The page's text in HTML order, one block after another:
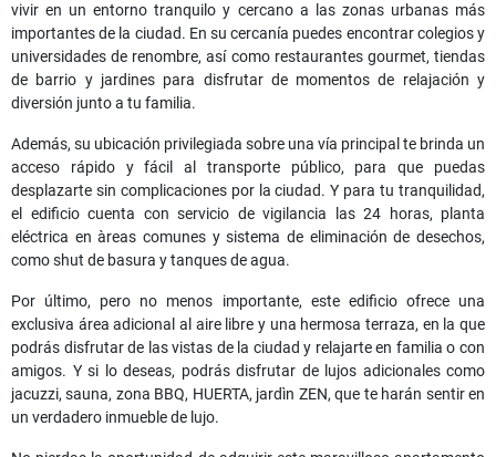
vivir en un entorno tranquilo y cercano a las zonas urbanas más
importantes de la ciudad. En su cercanía puedes encontrar colegios y
universidades de renombre, así como restaurantes gourmet, tiendas
de barrio y jardines para disfrutar de momentos de relajación y
diversión junto a tu familia.
Además, su ubicación privilegiada sobre una vía principal te brinda un
acceso rápido y fácil al transporte público, para que puedas
desplazarte sin complicaciones por la ciudad. Y para tu tranquilidad,
el edificio cuenta con servicio de vigilancia las 24 horas, planta
eléctrica en àreas comunes y sistema de eliminación de desechos,
como shut de basura y tanques de agua.
Por último, pero no menos importante, este edificio ofrece una
exclusiva área adicional al aire libre y una hermosa terraza, en la que
podrás disfrutar de las vistas de la ciudad y relajarte en familia o con
amigos. Y si lo deseas, podrás disfrutar de lujos adicionales como
jacuzzi, sauna, zona BBQ, HUERTA, jardìn ZEN, que te harán sentir en
un verdadero inmueble de lujo.